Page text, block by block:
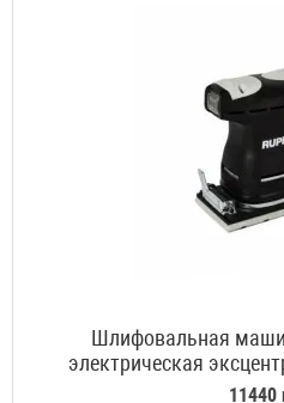
Шлифовальная
электрическая
11440